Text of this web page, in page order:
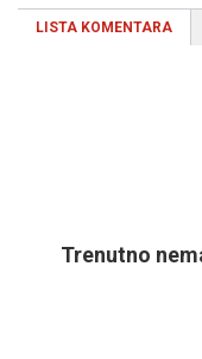
LISTA KOMENTARA
Trenutno